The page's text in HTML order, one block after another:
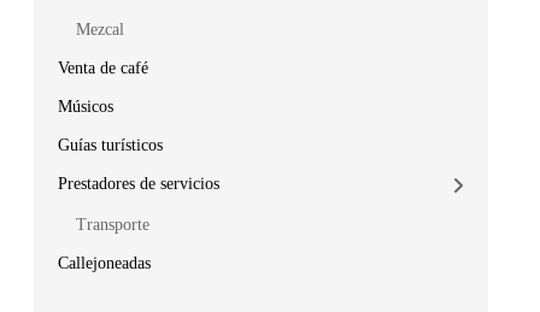
Mezcal
Venta de café
Músicos
Guías turísticos
Prestadores de servicios
Transporte
Callejoneadas